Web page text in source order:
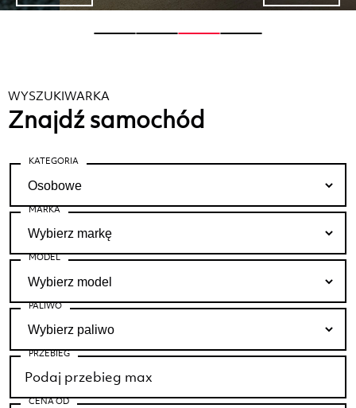
WYSZUKIWARKA
Znajdź samochód
KATEGORIA
MARKA
MODEL
PALIWO
PRZEBIEG
CENA OD